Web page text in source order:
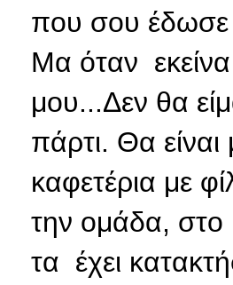
που σου έδωσε
Μα όταν
μου...Δεν θα
πάρτι. Θα
καφετέρια με
την ομάδα, στο
τα έχει